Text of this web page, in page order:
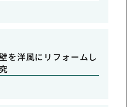
を洋風にリフォームし